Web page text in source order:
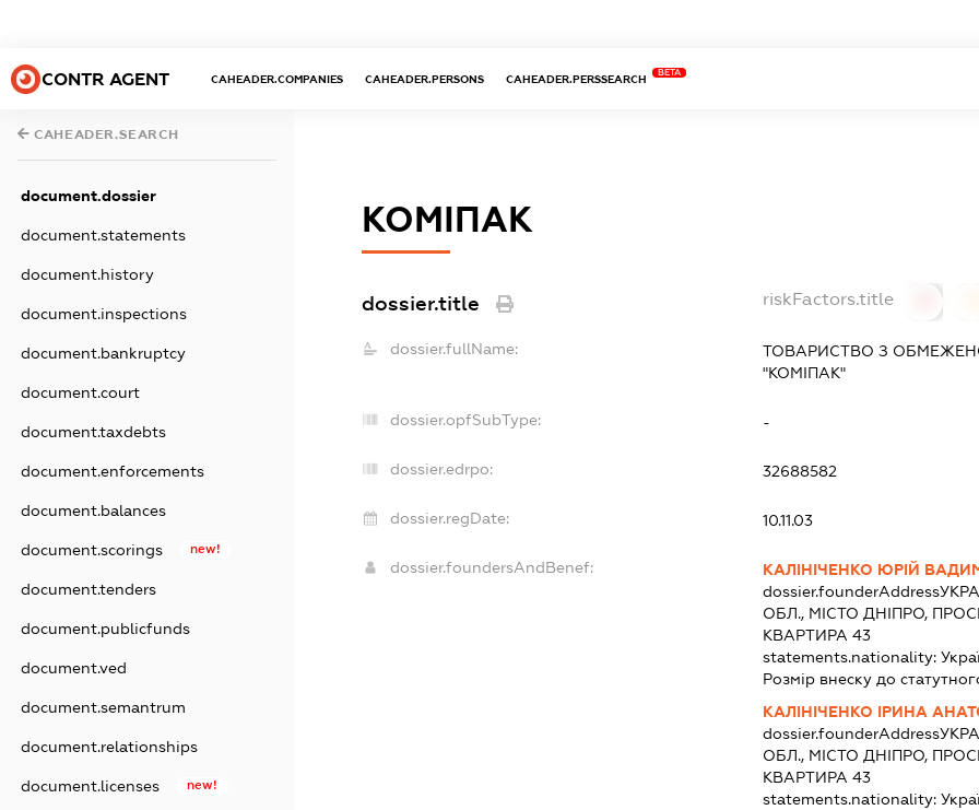
CONTR AGENT CAHEADER.COMPANIES CAHEADER.PERSONS CAHEADER.PERSSEARCH
BETA
CAHEADER.SEARCH
document.dossier
document.statements
document.history
document.inspections
document.bankruptcy
document.court
document.taxdebts
document.enforcements
document.balances
document.scorings new!
document.tenders
document.publicfunds
document.ved
document.semantrum
document.relationships
document.licenses new!
КОМІПАК
dossier.title riskFactors.title
dossier.fullName:
ТОВАРИСТВО З
"КОМІПАК"
dossier.opfSubType: -
dossier.edrpo: 32688582
dossier.regDate: 10.11.03
dossier.foundersAndBenef:
КАЛІНІЧЕНКО ЮРІЙ
dossier.founderAddress
ОБЛ., МІСТО ДНІПРО,
КВАРТИРА 43
statements.nationality:
Розмір внеску до
КАЛІНІЧЕНКО ІРИНА
dossier.founderAddress
ОБЛ., МІСТО ДНІПРО,
КВАРТИРА 43
statements.nationality: